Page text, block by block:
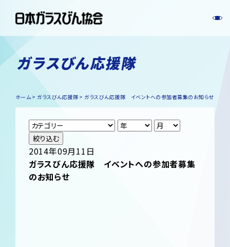
ガラスびん応援隊
ホーム ガラスびん応援隊 ガラスびん応援隊 イベントへの参加者募集のお知らせ
絞り込む
2014年09月11日
ガラスびん応援隊 イベントへの参加者募集
のお知らせ